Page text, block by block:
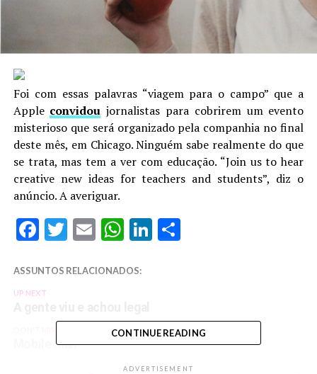
Foi com essas palavras “viagem para o campo” que a
Apple convidou jornalistas para cobrirem um evento
misterioso que será organizado pela companhia no final
deste mês, em Chicago. Ninguém sabe realmente do que
se trata, mas tem a ver com educação. “Join us to hear
creative new ideas for teachers and students”, diz o
anúncio. A averiguar.
Facebook
Twitter
EmailWhatsApp
LinkedIn
Share
ASSUNTOS RELACIONADOS:
UP NEXT
Mobile mail
CONTINUE READING
ADVERTISEMENT